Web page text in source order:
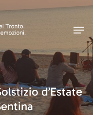
d’Estate